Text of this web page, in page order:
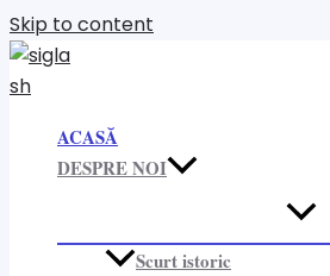
Skip to content
ACASĂ
DESPRE NOI
Scurt istoric